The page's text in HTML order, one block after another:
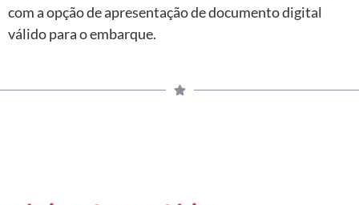
com a opção de apresentação de documento digital
válido para o embarque.